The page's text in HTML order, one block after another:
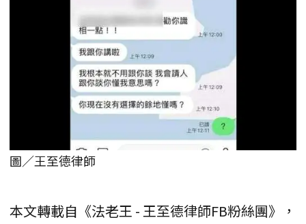
圖／王至德律師
本文轉載自《法老王 - 王至德律師FB粉絲團》，